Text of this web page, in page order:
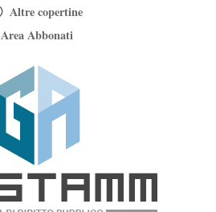
Altre copertine
Area Abbonati